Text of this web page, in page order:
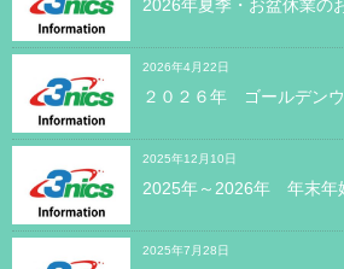
2026年夏季・お盆休業の
2026年4月22日
２０２６年 ゴールデン
2025年12月10日
2025年～2026年 年末年
2025年7月28日